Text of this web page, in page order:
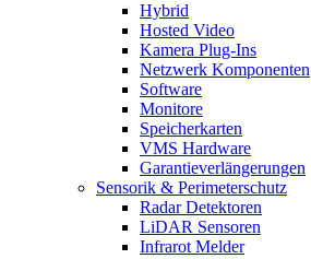
Hybrid
Hosted Video
Kamera Plug-Ins
Netzwerk Komponenten
Software
Monitore
Speicherkarten
VMS Hardware
Garantieverlängerungen
Sensorik & Perimeterschutz
Radar Detektoren
LiDAR Sensoren
Infrarot Melder